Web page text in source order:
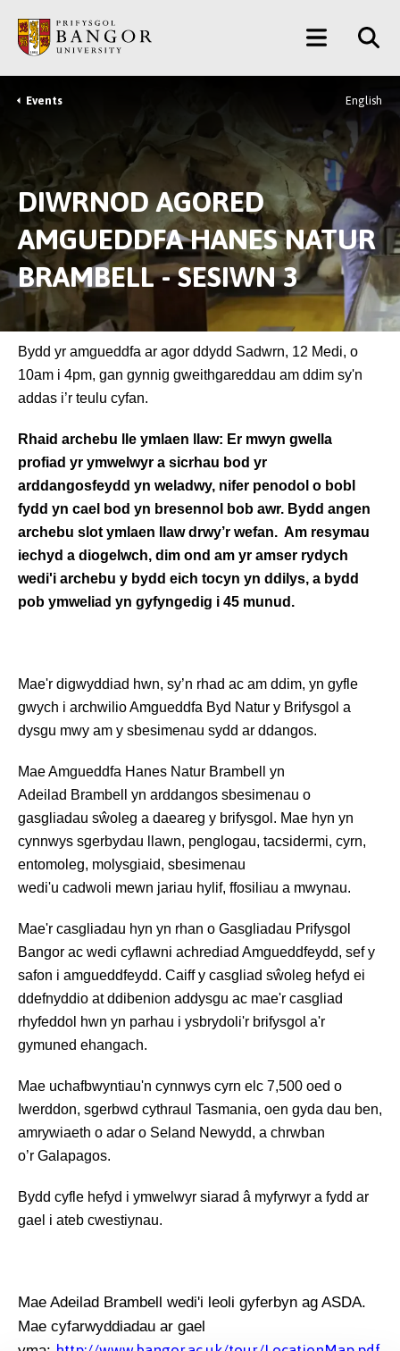
Prif
Gynnwys
Main
Menu
Breadcrumb
Events English
DIWRNOD AGORED
AMGUEDDFA HANES NATUR
BRAMBELL - SESIWN 3
Bydd yr amgueddfa ar agor ddydd Sadwrn, 12 Medi, o
10am i 4pm, gan gynnig gweithgareddau am ddim sy'n
addas i’r teulu cyfan.
Rhaid archebu lle ymlaen llaw: Er mwyn gwella
profiad yr ymwelwyr a sicrhau bod yr
arddangosfeydd yn weladwy, nifer penodol o bobl
fydd yn cael bod yn bresennol bob awr. Bydd angen
archebu slot ymlaen llaw drwy’r wefan. Am resymau
iechyd a diogelwch, dim ond am yr amser rydych
wedi'i archebu y bydd eich tocyn yn ddilys, a bydd
pob ymweliad yn gyfyngedig i 45 munud.
Mae'r digwyddiad hwn, sy’n rhad ac am ddim, yn gyfle
gwych i archwilio Amgueddfa Byd Natur y Brifysgol a
dysgu mwy am y sbesimenau sydd ar ddangos.
Mae Amgueddfa Hanes Natur Brambell yn
Adeilad Brambell yn arddangos sbesimenau o
gasgliadau sŵoleg a daeareg y brifysgol. Mae hyn yn
cynnwys sgerbydau llawn, penglogau, tacsidermi, cyrn,
entomoleg, molysgiaid, sbesimenau
wedi'u cadwoli mewn jariau hylif, ffosiliau a mwynau.
Mae'r casgliadau hyn yn rhan o Gasgliadau Prifysgol
Bangor ac wedi cyflawni achrediad Amgueddfeydd, sef y
safon i amgueddfeydd. Caiff y casgliad sŵoleg hefyd ei
ddefnyddio at ddibenion addysgu ac mae'r casgliad
rhyfeddol hwn yn parhau i ysbrydoli'r brifysgol a'r
gymuned ehangach.
Mae uchafbwyntiau'n cynnwys cyrn elc 7,500 oed o
Iwerddon, sgerbwd cythraul Tasmania, oen gyda dau ben,
amrywiaeth o adar o Seland Newydd, a chrwban
o’r Galapagos.
Bydd cyfle hefyd i ymwelwyr siarad â myfyrwyr a fydd ar
gael i ateb cwestiynau.
Mae Adeilad Brambell wedi'i leoli gyferbyn ag ASDA.
Mae cyfarwyddiadau ar gael